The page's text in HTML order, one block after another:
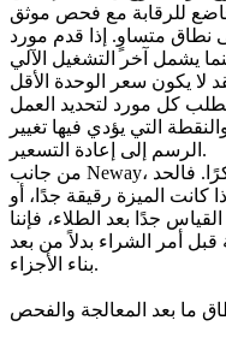
نطاق متساوٍ. إذا قدم مورد
يشمل آخر
لا يكون سعر الوحدة الأقل
كل مورد لتحديد العمل
التي يؤدي فيها تغيير
الرسم إلى إعادة التسعير.
من جانب Neway، نفضل جعل هذه الحدود مرئية مبكرًا. فالحد
كانت الميزة رقيقة جدًا، أو
جدًا بعد الطلاء، فإننا
أمر الشراء بدلاً من بعد
بناء الأجزاء.
ما بعد المعالجة والفحص